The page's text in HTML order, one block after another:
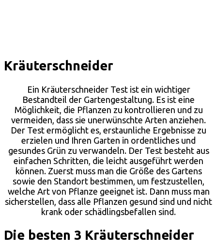
Kräuterschneider
Ein Kräuterschneider Test ist ein wichtiger
Bestandteil der Gartengestaltung. Es ist eine
Möglichkeit, die Pflanzen zu kontrollieren und zu
vermeiden, dass sie unerwünschte Arten anziehen.
Der Test ermöglicht es, erstaunliche Ergebnisse zu
erzielen und Ihren Garten in ordentliches und
gesundes Grün zu verwandeln. Der Test besteht aus
einfachen Schritten, die leicht ausgeführt werden
können. Zuerst muss man die Größe des Gartens
sowie den Standort bestimmen, um festzustellen,
welche Art von Pflanze geeignet ist. Dann muss man
sicherstellen, dass alle Pflanzen gesund sind und nicht
krank oder schädlingsbefallen sind.
Die besten 3 Kräuterschneider